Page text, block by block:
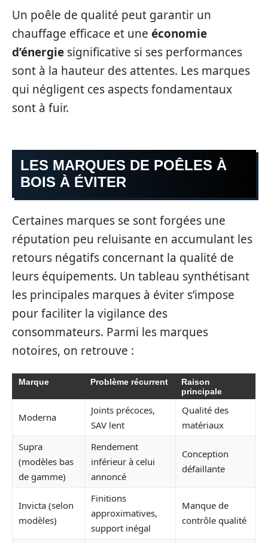
Un poêle de qualité peut garantir un
chauffage efficace et une économie
d’énergie significative si ses performances
sont à la hauteur des attentes. Les marques
qui négligent ces aspects fondamentaux
sont à fuir.
LES MARQUES DE POÊLES À
BOIS À ÉVITER
Certaines marques se sont forgées une
réputation peu reluisante en accumulant les
retours négatifs concernant la qualité de
leurs équipements. Un tableau synthétisant
les principales marques à éviter s’impose
pour faciliter la vigilance des
consommateurs. Parmi les marques
notoires, on retrouve :
Marque Problème récurrent
Raison
principale
Moderna
Joints précoces,
SAV lent
Qualité des
matériaux
Supra
(modèles bas
de gamme)
Rendement
inférieur à celui
annoncé
Conception
défaillante
Invicta (selon
modèles)
Finitions
approximatives,
support inégal
Manque de
contrôle qualité